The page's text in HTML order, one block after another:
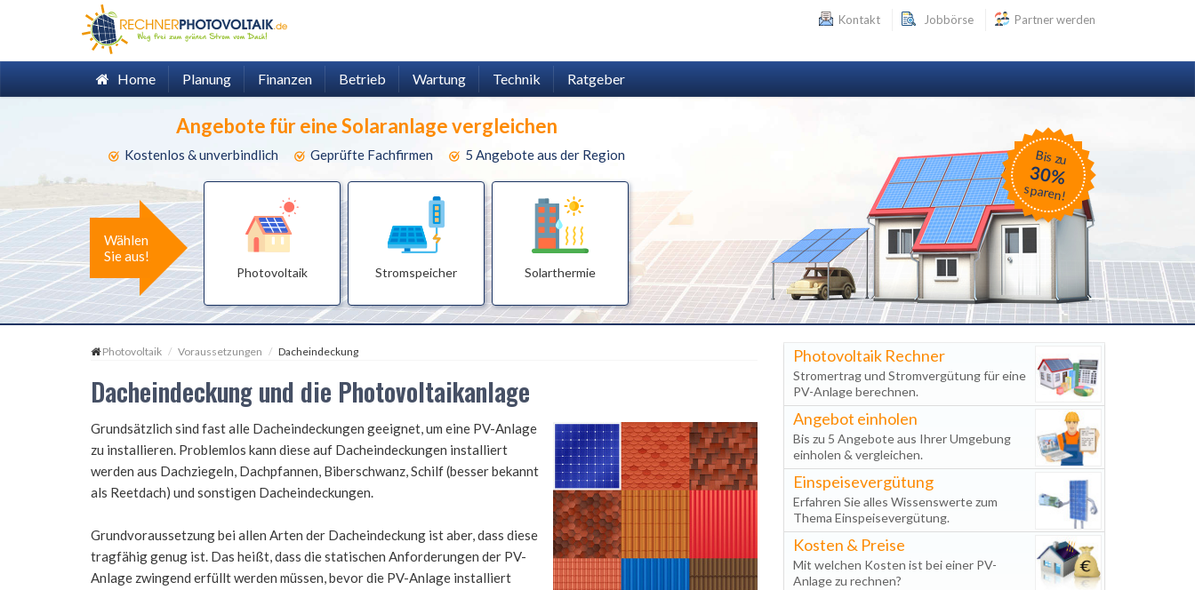
Kontakt Jobbörse Partner werden
Home Planung Finanzen Betrieb Wartung Technik Ratgeber
Angebote für eine Solaranlage vergleichen
Kostenlos & unverbindlich Geprüfte Fachfirmen 5 Angebote aus der Region
Wählen
Sie aus!
Photovoltaik Stromspeicher Solarthermie
Bis zu
30%
sparen!
Photovoltaik Voraussetzungen Dacheindeckung
Dacheindeckung und die Photovoltaikanlage
Grundsätzlich sind fast alle Dacheindeckungen geeignet, um eine PV-Anlage
zu installieren. Problemlos kann diese auf Dacheindeckungen installiert
werden aus Dachziegeln, Dachpfannen, Biberschwanz, Schilf (besser bekannt
als Reetdach) und sonstigen Dacheindeckungen.
Grundvoraussetzung bei allen Arten der Dacheindeckung ist aber, dass diese
tragfähig genug ist. Das heißt, dass die statischen Anforderungen der PV-
Anlage zwingend erfüllt werden müssen, bevor die PV-Anlage installiert
Photovoltaik Rechner
Stromertrag und Stromvergütung für eine
PV-Anlage berechnen.
Angebot einholen
Bis zu 5 Angebote aus Ihrer Umgebung
einholen & vergleichen.
Einspeisevergütung
Erfahren Sie alles Wissenswerte zum
Thema Einspeisevergütung.
Kosten & Preise
Mit welchen Kosten ist bei einer PV-
Anlage zu rechnen?